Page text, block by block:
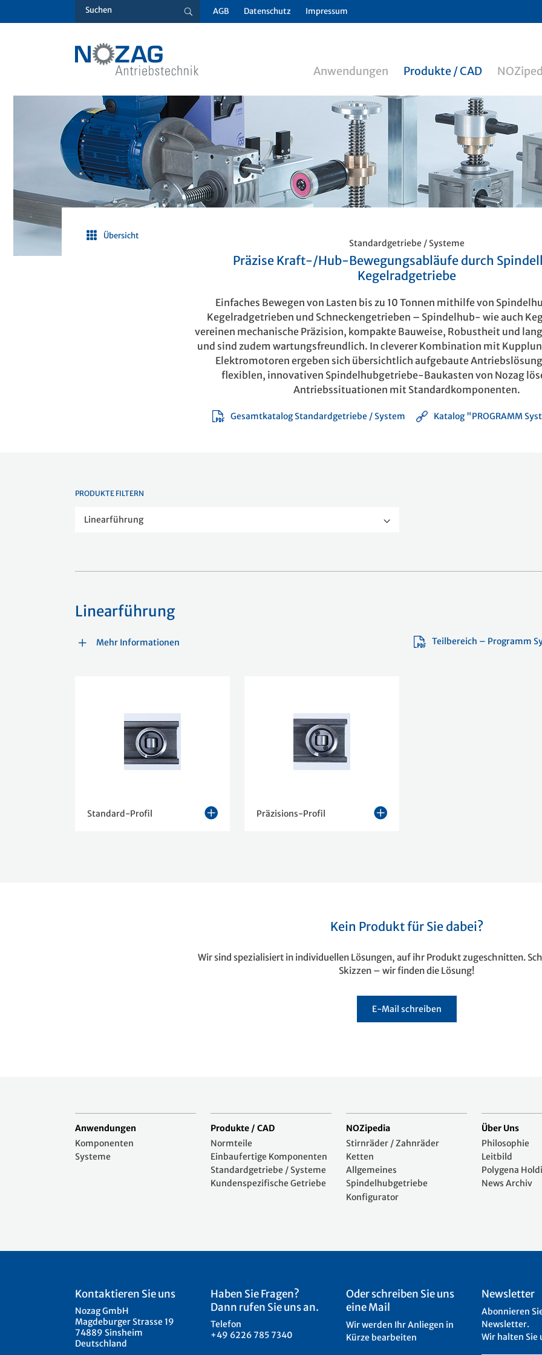
AGB Datenschutz Impressum
Anwendungen Produkte / CAD
Übersicht
Standardgetriebe / Systeme
Präzise Kraft-/Hub-Bewegungsabläufe durch
Kegelradgetriebe
Einfaches Bewegen von Lasten bis zu 10 Tonnen mithilfe von
Kegelradgetrieben und Schneckengetrieben – Spindelhub- wie auch
vereinen mechanische Präzision, kompakte Bauweise, Robustheit und
und sind zudem wartungsfreundlich. In cleverer Kombination mit
Elektromotoren ergeben sich übersichtlich aufgebaute
flexiblen, innovativen Spindelhubgetriebe-Baukasten von Nozag
Antriebssituationen mit Standardkomponenten.
Gesamtkatalog Standardgetriebe / System Katalog "PROGRAMM
PRODUKTE FILTERN
Linearführung
Linearführung
Mehr Informationen Teilbereich – Programm
Standard-Profil Präzisions-Profil
Kein Produkt für Sie dabei?
Wir sind spezialisiert in individuellen Lösungen, auf ihr Produkt zugeschnitten.
Skizzen – wir finden die Lösung!
E-Mail schreiben
Anwendungen
Komponenten
Systeme
Produkte / CAD
Normteile
Einbaufertige Komponenten
Standardgetriebe / Systeme
Kundenspezifische Getriebe
NOZipedia
Stirnräder / Zahnräder
Ketten
Allgemeines
Spindelhubgetriebe
Konfigurator
Über Uns
Philosophie
Leitbild
Polygena
News Archiv
Kontaktieren Sie uns
Nozag GmbH
Magdeburger Strasse 19
74889 Sinsheim
Deutschland
Haben Sie Fragen?
Dann rufen Sie uns an.
Telefon
+49 6226 785 7340
Oder schreiben Sie uns
eine Mail
Wir werden Ihr Anliegen in
Kürze bearbeiten
Newsletter
Abonnieren
Newsletter.
Wir halten Sie